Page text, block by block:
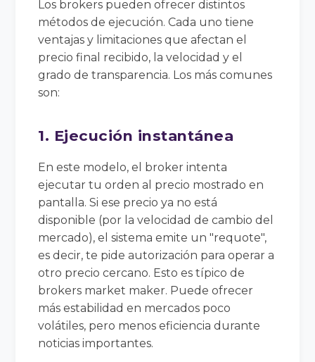
Los brokers pueden ofrecer distintos
métodos de ejecución. Cada uno tiene
ventajas y limitaciones que afectan el
precio final recibido, la velocidad y el
grado de transparencia. Los más comunes
son:
1. Ejecución instantánea
En este modelo, el broker intenta
ejecutar tu orden al precio mostrado en
pantalla. Si ese precio ya no está
disponible (por la velocidad de cambio del
mercado), el sistema emite un "requote",
es decir, te pide autorización para operar a
otro precio cercano. Esto es típico de
brokers market maker. Puede ofrecer
más estabilidad en mercados poco
volátiles, pero menos eficiencia durante
noticias importantes.